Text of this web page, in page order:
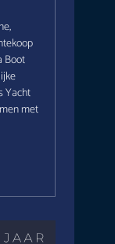
Boot
Yacht
met